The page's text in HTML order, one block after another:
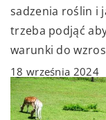
sadzenia roślin i
trzeba podjąć
warunki do
18 września 2024